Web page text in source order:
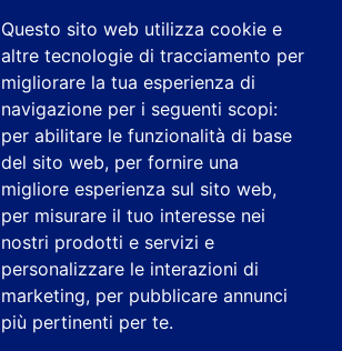
Questo sito web utilizza cookie e
altre tecnologie di tracciamento per
migliorare la tua esperienza di
navigazione per i seguenti scopi:
per abilitare le funzionalità di base
del sito web, per fornire una
migliore esperienza sul sito web,
per misurare il tuo interesse nei
nostri prodotti e servizi e
personalizzare le interazioni di
marketing, per pubblicare annunci
più pertinenti per te.
Vai al Modulo
Informativa sulla privacy
Avviso legale
Politica sui cookie
Canale dei reclami
Lavora con noi